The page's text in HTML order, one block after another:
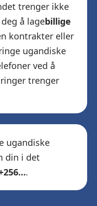
trenger ikke
å lagebillige
kontrakter eller
ugandiske
ved å
trenger
ugandiske
din i det
.